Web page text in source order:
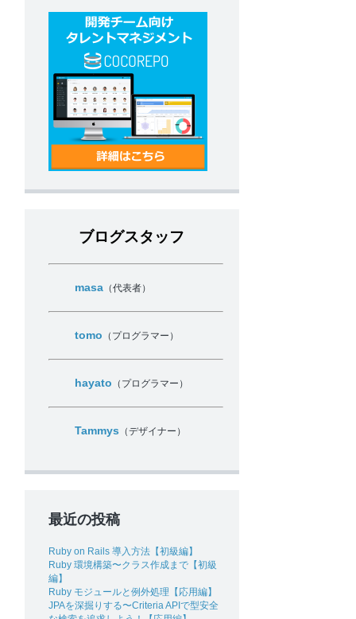
ブログスタッフ
masa （代表者）
tomo （プログラマー）
hayato （プログラマー）
Tammys （デザイナー）
最近の投稿
Ruby on Rails 導入方法【初級編】
Ruby 環境構築〜クラス作成まで【初級
編】
Ruby モジュールと例外処理【応用編】
JPAを深掘りする〜Criteria APIで型安全